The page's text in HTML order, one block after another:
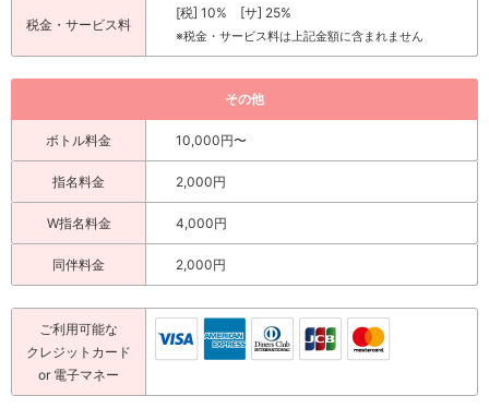
税金・サービス料
[税] 10% [サ] 25%
※税金・サービス料は上記金額に含まれません
その他
ボトル料金 10,000円〜
指名料金 2,000円
W指名料金 4,000円
同伴料金 2,000円
ご利用可能な
クレジットカード
or 電子マネー